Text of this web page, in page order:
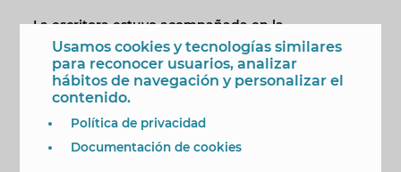
La escritora estuvo acompañada en la
presentación por su editora, Verónica Martínez de
Group Edition World; por el secretario de Jóvenes
Benidorm, Rodrigo Quesada; y por Yolanda
Marcos, secretaria de la Casa de Castilla-La
presentación, Verónica Martínez anunció que
existe “un proyecto en firme para llevar la trilogía
Usamos cookies y tecnologías similares
para reconocer usuarios, analizar
hábitos de navegación y personalizar el
contenido.
Política de privacidad
Documentación de cookies